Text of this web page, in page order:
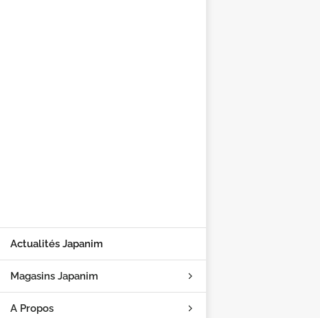
Actualités Japanim
Magasins Japanim
A Propos